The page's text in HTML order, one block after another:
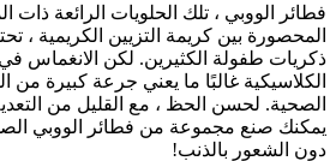
فطائر الووبي ، تلك الحلويات الرائعة ذات
المحصورة بين كريمة التزيين الكريمية ،
ذكريات طفولة الكثيرين. لكن الانغماس
الكلاسيكية غالبًا ما يعني جرعة كبيرة من
الصحية. لحسن الحظ ، مع القليل من
يمكنك صنع مجموعة من فطائر الووبي
دون الشعور بالذنب!